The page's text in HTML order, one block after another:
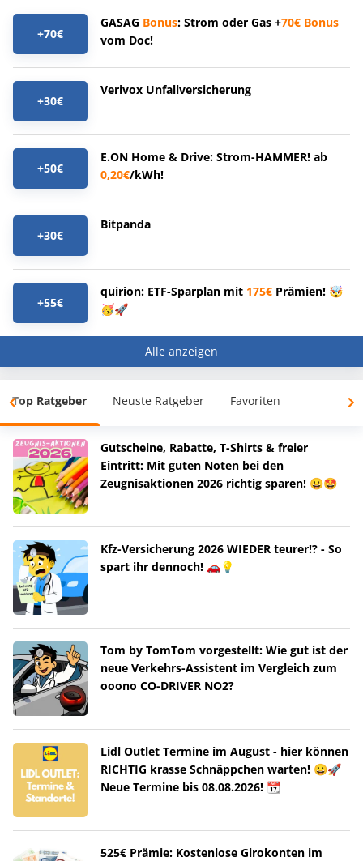
+70€
GASAG Bonus: Strom oder Gas +70€ Bonus
vom Doc!
+30€
Verivox Unfallversicherung
+50€
E.ON Home & Drive: Strom-HAMMER! ab
0,20€/kWh!
+30€
Bitpanda
+55€
quirion: ETF-Sparplan mit 175€ Prämien! 🤯
🥳🚀
Alle anzeigen
Top Ratgeber Neuste Ratgeber Favoriten
Gutscheine, Rabatte, T-Shirts & freier
Eintritt: Mit guten Noten bei den
Zeugnisaktionen 2026 richtig sparen! 😀🤩
Kfz-Versicherung 2026 WIEDER teurer!? - So
spart ihr dennoch! 🚗💡
Tom by TomTom vorgestellt: Wie gut ist der
neue Verkehrs-Assistent im Vergleich zum
ooono CO-DRIVER NO2?
Lidl Outlet Termine im August - hier können
RICHTIG krasse Schnäppchen warten! 😀🚀
Neue Termine bis 08.08.2026! 📆
525€ Prämie: Kostenlose Girokonten im